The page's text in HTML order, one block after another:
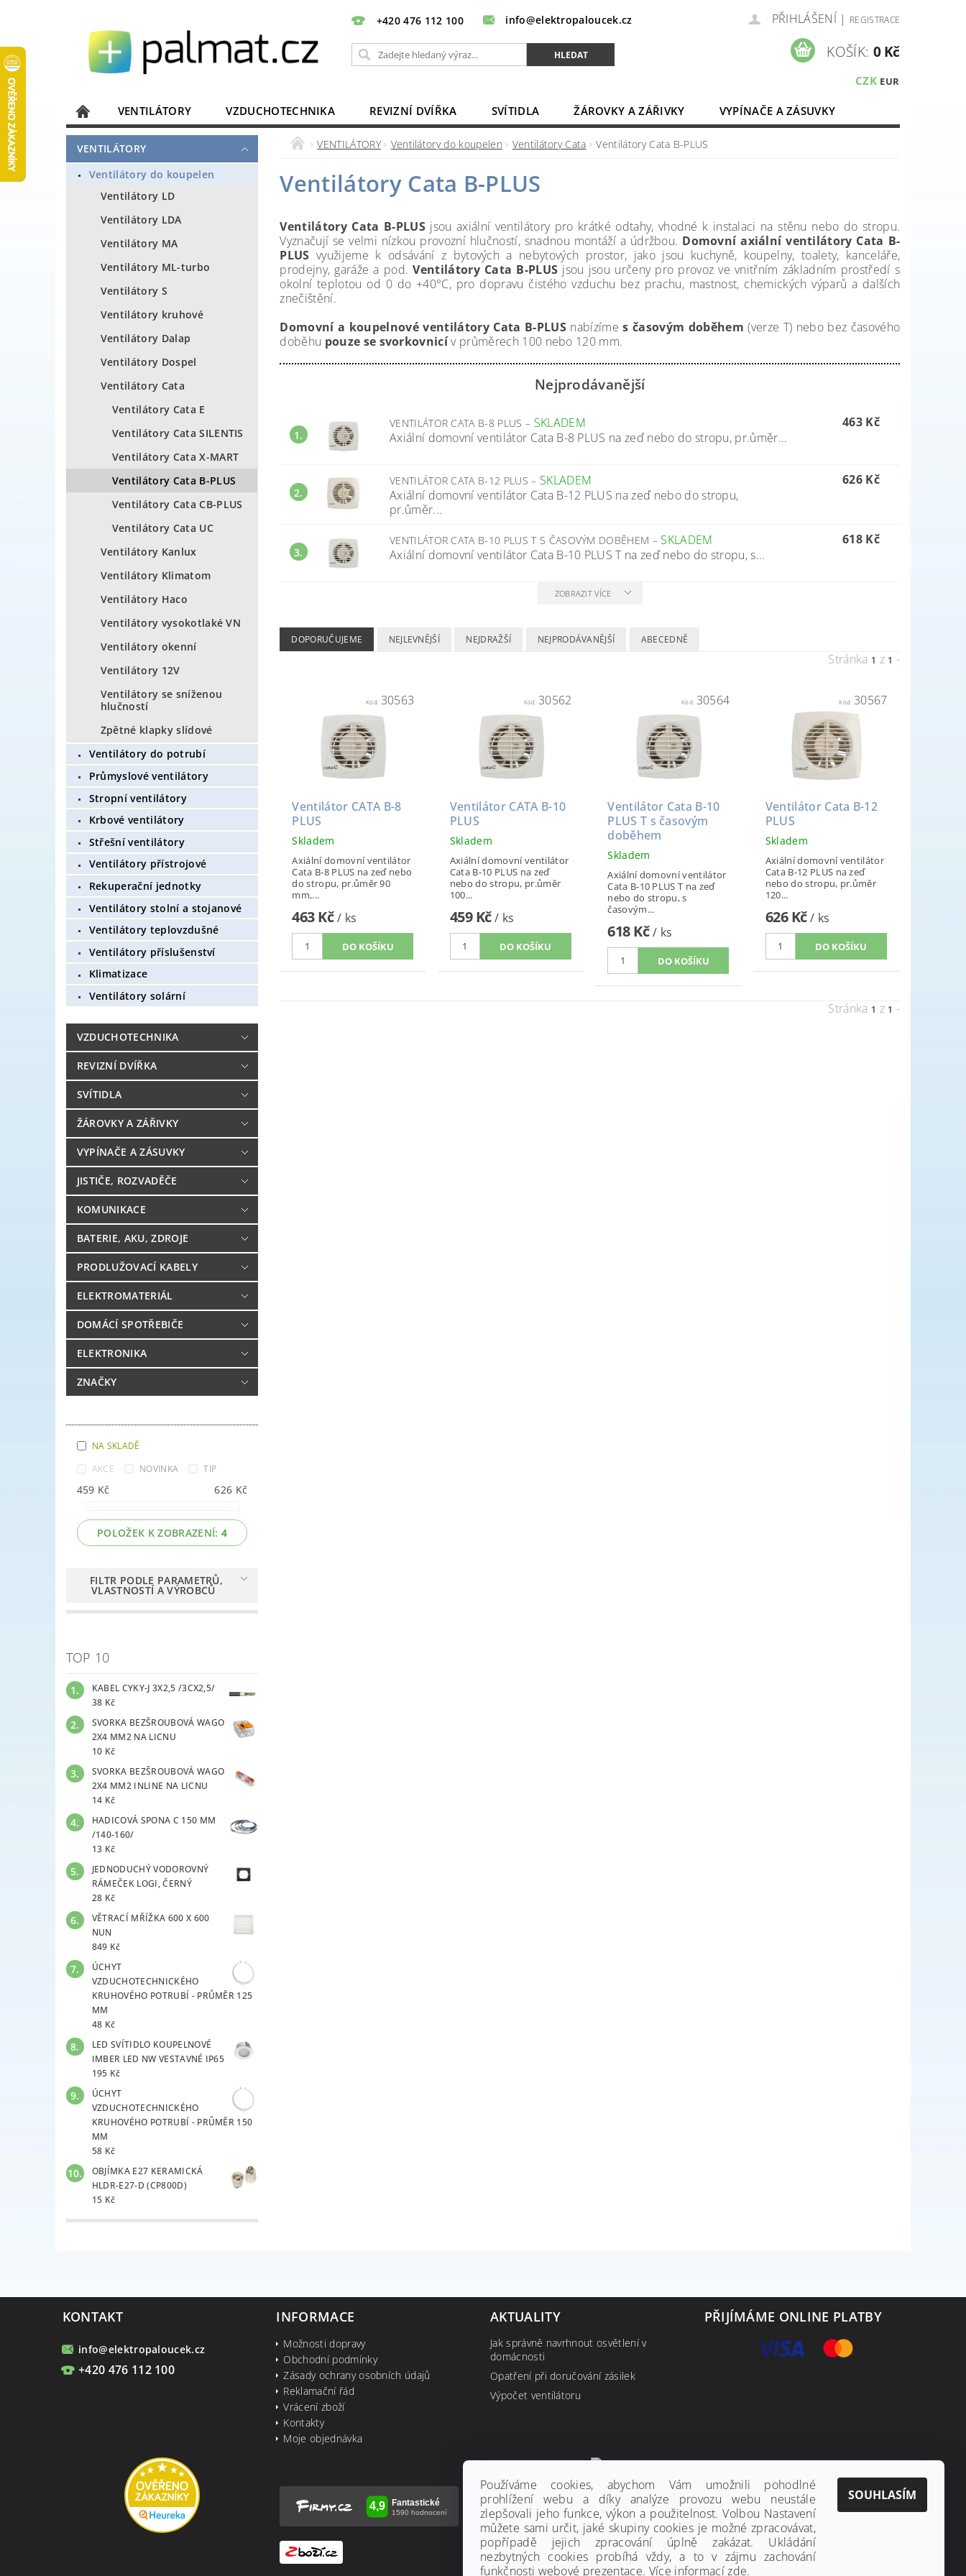
+420 476 112 100 info@elektropaloucek.cz PŘIHLÁŠENÍ | REGISTRACE
CZK EUR
KOŠÍK: 0 Kč
VENTILÁTORY VZDUCHOTECHNIKA REVIZNÍ DVÍŘKA SVÍTIDLA ŽÁROVKY A ZÁŘIVKY
VYPÍNAČE A ZÁSUVKY
JISTIČE, ROZVADĚČE
KOMUNIKACE BATERIE, AKU, ZDROJE
DOMÁCÍ SPOTŘEBIČE
ELEKTRONIKA
VENTILÁTORY
Ventilátory do koupelen
Ventilátory LD
Ventilátory LDA
Ventilátory MA
Ventilátory ML-turbo
Ventilátory S
Ventilátory kruhové
Ventilátory Dalap
Ventilátory Dospel
Ventilátory Cata
Ventilátory Cata E
Ventilátory Cata SILENTIS
Ventilátory Cata X-MART
Ventilátory Cata B-PLUS
Ventilátory Cata CB-PLUS
Ventilátory Cata UC
Ventilátory Kanlux
Ventilátory Klimatom
Ventilátory Haco
Ventilátory vysokotlaké VN
Ventilátory okenní
Ventilátory 12V
Ventilátory se sníženou
hlučností
Zpětné klapky slídové
Ventilátory do potrubí
Průmyslové ventilátory
Stropní ventilátory
Krbové ventilátory
Střešní ventilátory
Ventilátory přístrojové
Rekuperační jednotky
Ventilátory stolní a stojanové
Ventilátory teplovzdušné
Ventilátory příslušenství
Klimatizace
Ventilátory solární
VZDUCHOTECHNIKA
REVIZNÍ DVÍŘKA
SVÍTIDLA
ŽÁROVKY A ZÁŘIVKY
VYPÍNAČE A ZÁSUVKY
JISTIČE, ROZVADĚČE
KOMUNIKACE
BATERIE, AKU, ZDROJE
PRODLUŽOVACÍ KABELY
ELEKTROMATERIÁL
DOMÁCÍ SPOTŘEBIČE
ELEKTRONIKA
ZNAČKY
NA SKLADĚ
AKCE
NOVINKA TIP
459 Kč 626 Kč
POLOŽEK K ZOBRAZENÍ: 4
FILTR PODLE PARAMETRŮ,
VLASTNOSTÍ A VÝROBCŮ
TOP 10
KABEL CYKY-J 3X2,5 /3CX2,5/
38 Kč
SVORKA BEZŠROUBOVÁ WAGO
2X4 MM2 NA LICNU
10 Kč
SVORKA BEZŠROUBOVÁ WAGO
2X4 MM2 INLINE NA LICNU
14 Kč
HADICOVÁ SPONA C 150 MM
/140-160/
13 Kč
JEDNODUCHÝ VODOROVNÝ
RÁMEČEK LOGI, ČERNÝ
28 Kč
VĚTRACÍ MŘÍŽKA 600 X 600
NUN
849 Kč
ÚCHYT
VZDUCHOTECHNICKÉHO
KRUHOVÉHO POTRUBÍ - PRŮMĚR 125
MM
48 Kč
LED SVÍTIDLO KOUPELNOVÉ
IMBER LED NW VESTAVNÉ IP65
195 Kč
ÚCHYT
VZDUCHOTECHNICKÉHO
KRUHOVÉHO POTRUBÍ - PRŮMĚR 150
MM
58 Kč
OBJÍMKA E27 KERAMICKÁ
HLDR-E27-D (CP800D)
15 Kč
VENTILÁTORY Ventilátory do koupelen Ventilátory Cata Ventilátory Cata B-PLUS
Ventilátory Cata B-PLUS
Ventilátory Cata B-PLUSjsou axiální ventilátory pro krátké odtahy, vhodné k instalaci na stěnu nebo do stropu.
Vyznačují se velmi nízkou provozní hlučností, snadnou montáží a údržbou. Domovní axiální ventilátory Cata B-
PLUS využijeme k odsávání z bytových a nebytových prostor, jako jsou kuchyně, koupelny, toalety, kanceláře,
prodejny, garáže a pod.Ventilátory Cata B-PLUS jsou jsou určeny pro provoz ve vnitřním základním prostředí s
okolní teplotou od 0 do +40°C, pro dopravu čistého vzduchu bez prachu, mastnost, chemických výparů a dalších
znečištění.
Domovní a koupelnové ventilátory Cata B-PLUSnabízímes časovým doběhem (verze T) nebo bez časového
doběhu pouze se svorkovnicív průměrech 100 nebo 120 mm.
Nejprodávanější
1.
VENTILÁTOR CATA B-8 PLUS – SKLADEM
Axiální domovní ventilátor Cata B-8 PLUS na zeď nebo do stropu, pr.ůměr...
463 Kč
2.
VENTILÁTOR CATA B-12 PLUS– SKLADEM
Axiální domovní ventilátor Cata B-12 PLUS na zeď nebo do stropu,
pr.ůměr...
626 Kč
3.
VENTILÁTOR CATA B-10 PLUS T S ČASOVÝM DOBĚHEM – SKLADEM
Axiální domovní ventilátor Cata B-10 PLUS T na zeď nebo do stropu, s...
618 Kč
ZOBRAZIT VÍCE
DOPORUČUJEME NEJLEVNĚJŠÍ NEJDRAŽŠÍ NEJPRODÁVANĚJŠÍ ABECEDNĚ
Stránka 1 z 1 -
Kód: 30563
Ventilátor CATA B-8
PLUS
Skladem
Axiální domovní ventilátor
Cata B-8 PLUS na zeď nebo
do stropu, pr.ůměr 90
mm,...
463 Kč/ ks
Kód: 30562
Ventilátor CATA B-10
PLUS
Skladem
Axiální domovní ventilátor
Cata B-10 PLUS na zeď
nebo do stropu, pr.ůměr
100...
459 Kč/ ks
Kód: 30564
Ventilátor Cata B-10
PLUS T s časovým
doběhem
Skladem
Axiální domovní ventilátor
Cata B-10 PLUS T na zeď
nebo do stropu, s
časovým...
618 Kč/ ks
Kód: 30567
Ventilátor Cata B-12
PLUS
Skladem
Axiální domovní ventilátor
Cata B-12 PLUS na zeď
nebo do stropu, pr.ůměr
120...
626 Kč/ ks
Stránka 1 z 1 -
KONTAKT
info@elektropaloucek.cz
+420 476 112 100
INFORMACE
Možnosti dopravy
Obchodní podmínky
Zásady ochrany osobních údajů
Reklamační řád
Vrácení zboží
Kontakty
Moje objednávka
AKTUALITY
Jak správně navrhnout osvětlení v
domácnosti
Opatření při doručování zásilek
Výpočet ventilátoru
PŘIJÍMÁME ONLINE PLATBY
Používáme cookies, abychom Vám umožnili pohodlné
prohlížení webu a díky analýze provozu webu neustále
zlepšovali jeho funkce, výkon a použitelnost. Volbou Nastavení
můžete sami určit, jaké skupiny cookies je možné zpracovávat,
popřípadě jejich zpracování úplně zakázat. Ukládání
nezbytných cookies probíhá vždy, a to v zájmu zachování
funkčnosti webové prezentace. Více informacízde.
SOUHLASÍM